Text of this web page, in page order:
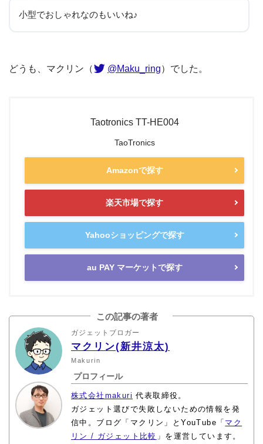
小型でおしゃれなのもいいね♪
どうも、マクリン（ @Maku_ring）でした。
Taotronics TT-HE004
TaoTronics
Amazonで探す
楽天市場で探す
Yahooショッピングで探す
au PAY マーケットで探す
この記事の著者
ガジェットブロガー
マクリン(新井涼太)
Makurin
プロフィール
株式会社makuri 代表取締役。
ガジェット選びで失敗しないための情報を発
信中。ブログ「マクリン」とYouTube「 マク
リン / ガジェット比較 」を運営しています。